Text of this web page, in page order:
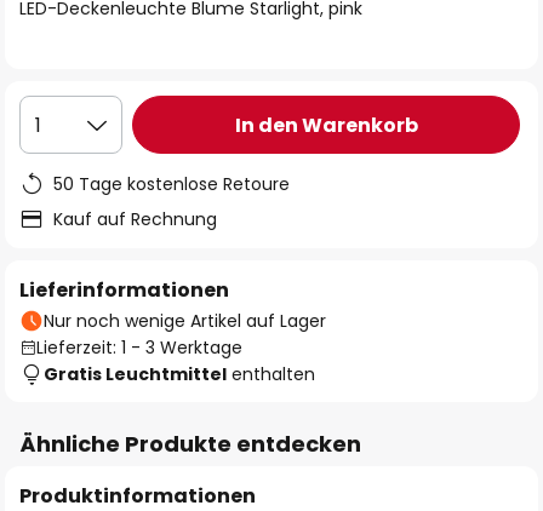
LED-Deckenleuchte Blume Starlight, pink
1 In den Warenkorb
50 Tage kostenlose Retoure
Kauf auf Rechnung
Lieferinformationen
Nur noch wenige Artikel auf Lager
Lieferzeit: 1 - 3 Werktage
Gratis Leuchtmittel enthalten
Ähnliche Produkte entdecken
Produktinformationen